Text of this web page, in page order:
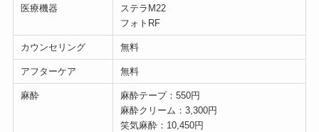
医療機器
ステラM22
フォトRF
カウンセリング 無料
アフターケア 無料
麻酔
麻酔テープ：550円
麻酔クリーム：3,300円
笑気麻酔：10,450円